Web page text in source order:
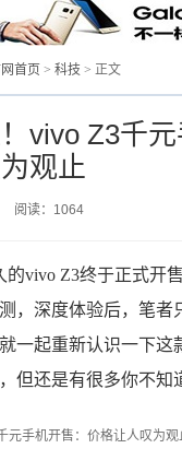
首页 >科技 > 正文
vivo Z3千元
观止
阅读：1064
的vivo Z3终于正式开
，深度体验后，笔者
一起重新认识一下这
但还是有很多你不知